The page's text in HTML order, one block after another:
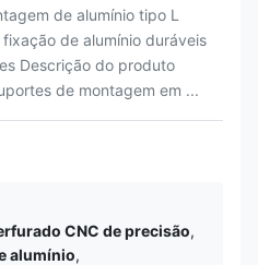
de alumínio tipo L
de alumínio duráveis
Descrição do produto
de montagem em ...
CNC de precisão,
alumínio,